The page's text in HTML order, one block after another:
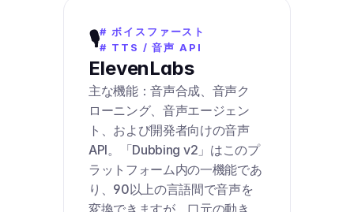
🎙️# ボイスファースト
# TTS / 音声 API
ElevenLabs
主な機能：音声合成、音声ク
ローニング、音声エージェン
ト、および開発者向けの音声
API。「Dubbing v2」はこのプ
ラットフォーム内の一機能であ
り、90以上の言語間で音声を
変換できますが、口元の動き